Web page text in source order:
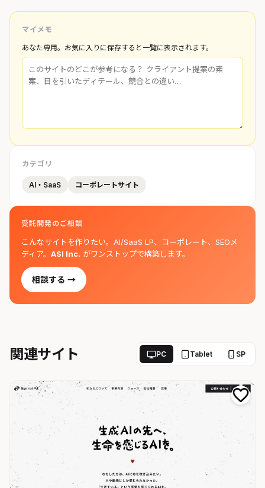
マイメモ
あなた専用。お気に入りに保存すると一覧に表示されます。
カテゴリ
AI・SaaS コーポレートサイト
受託開発のご相談
こんなサイトを作りたい。AI/SaaS LP、コーポレート、SEOメ
ディア。 ASI Inc. がワンストップで構築します。
相談する →
関連サイト PC Tablet SP